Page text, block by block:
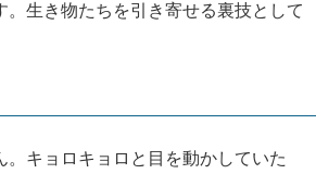
生き物たちを引き寄せる裏技として
キョロキョロと目を動かしていた